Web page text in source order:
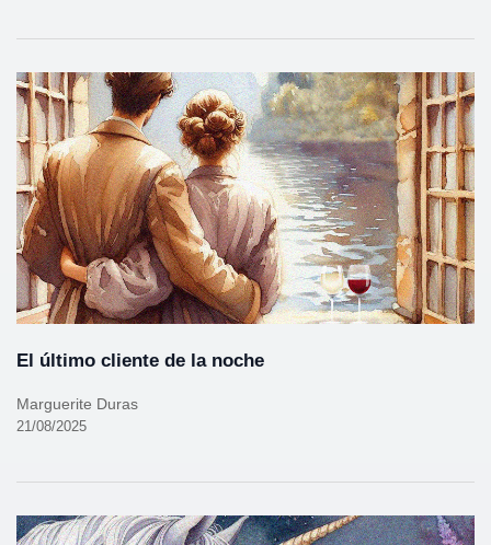
El último cliente de la noche
Marguerite Duras
21/08/2025